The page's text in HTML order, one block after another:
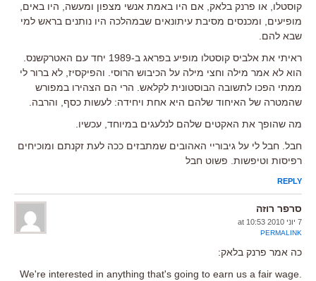
קוסטלו, או פרנק בלאק, אם היו באמת אנשי מצפון ומעשה, היו באים,
מופיעים, ומכנסים מסיבת עיתונאים שבמהלכה היו נותנים בראש למי
שבא להם.
ראיתי את אלביס קוסטלו מופיע בפראג ב-1989 יחד עם האטרקשנס.
הוא לא אמר מילה וחצי מילה על הכיבוש הרוסי. והפיקסיז, לא ברור לי
ממתי הפכו לתשובה הבוסטונית לקלאש. הרי הם הצהירו במפורש
שהמטרה של האיחוד שלהם היא אחת ויחידה: לעשות כסף, והרבה.
מה שהופך את האקטים שלהם לנלעגים במיוחד, עכשיו.
חבל. חבל לי על גיבוריי האהובים שמתבזים ככה לעת זקנתם ומוכיחים
רפיסות וטיפשות. פשוט חבל
REPLY
סרפר רוזה
7 יוני 2010 at 10:53
PERMALINK
כה אמר פרנק בלאק:
We're interested in anything that's going to earn us a fair wage.